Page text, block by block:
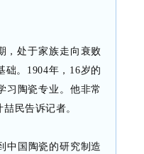
，处于家族走向衰败
。1904年，16岁的
习陶瓷专业。他非常
民告诉记者。
中国陶瓷的研究制造